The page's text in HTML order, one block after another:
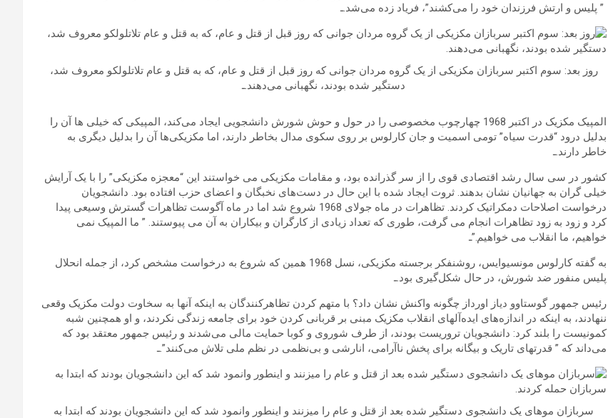
” پلیس و ارتش فرزندان خود را می‌کشند”، فریاد زده می‌شد.ـ
روز بعد: سوم اکتبر سربازان مکزیکی از یک گروه مردان جوانی که روز قبل از قتل و عام، که به قتل و عام تلاتلولکو معروف شد،
دستگیر شده ‌بودند، نگهبانی می‌دهند.ـ
المپیک مکزیک در اکتبر 1968 چهارچوب مخصوصی را در حول و حوش شورش دانشجویی ایجاد می‌کند، المپیکی که خیلی ها آن را
بدلیل درود “قدرت سیاه” تومی اسمیت و جان کارلوس بر روی سکوی مدال بخاطر دارند، اما مکزیکی‌ها آن را بدلیل دیگری به
خاطر دارند.ـ
کشور در سی سال رشد اقتصادی قوی را از سر گذرانده بود، و مقامات مکزیکی می خواستند این “معجزه مکزیکی” را با یک آرایش
خیلی گران به جهانیان نشان بدهند. ثروت ایجاد شده با این حال در دست‌های نخبگان و اعضای حزب افتاده بود. دانشجویان
درخواست اصلاحات دمکراتیک کردند. تظاهرات در ماه جولای 1968 شروع شد اما در ماه آگوست تظاهرات گسترش وسیعی پیدا
کرد و زود به زود تظاهرات انجام می گرفت، طوری که تعداد زیادی از کارگران و بیکاران به آن می پیوستند. ” ما المپیک نمی
خواهیم، ما انقلاب می خواهیم.”ـ
به گفته کارلوس مونسیوایس، روشنفکر برجسته مکزیکی، نسل 1968 همین که شروع به درخواست مشخص کرد، از جمله انحلال
پلیس منفور ضد شورش، در حال شکل‌گیری بود.ـ
رئیس جمهور گوستاوو دیاز اورداز چگونه واکنش نشان داد؟ با متهم کردن تظاهرکنندگان به اینکه آنها به سخاوت دولت مکزیک وقعی
ننهادند، به اینکه در اندازه‌های ایده‌آلهای انقلاب مکزیک مبنی بر قربانی کردن خود برای جامعه زندگی نکردند، و او همچنین شبه
کمونیست را بلند کرد: دانشجویان تروریست بودند، از طرف شوروی و کوبا حمایت مالی می‌شدند و رئیس جمهور معتقد بود که
می‌داند که ” قدرتهای تاریک و بیگانه برای پخش ناآرامی، انارشی و بی‌نظمی در نظم ملی تلاش می‌کنند”.ـ
سربازان موهای یک دانشجوی دستگیر شده بعد از قتل و عام را میزنند و اینطور وانمود شد که این دانشجویان بودند که ابتدا به